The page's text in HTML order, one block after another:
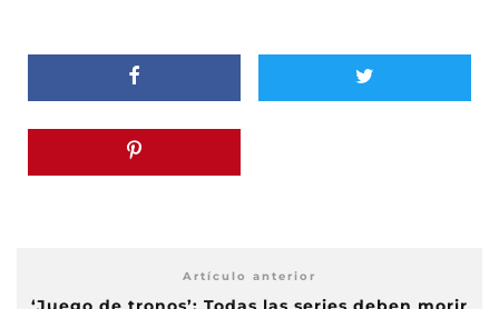
Artículo anterior